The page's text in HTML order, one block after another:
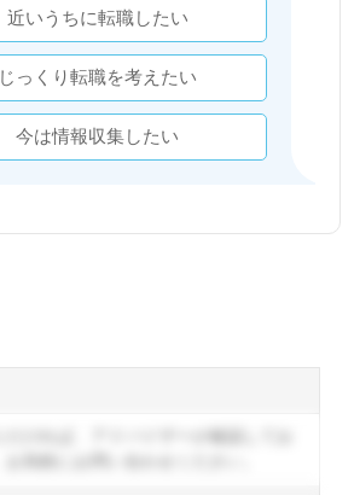
近いうちに転職したい
じっくり転職を考えたい
今は情報収集したい